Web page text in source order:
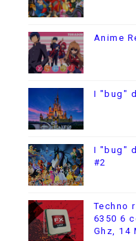
Anime
I "bug"
I "bug"
#2
Techno
6350 6
Ghz, 14